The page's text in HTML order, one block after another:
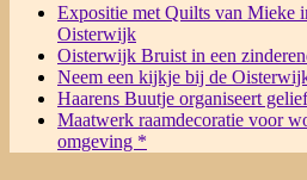
Expositie met Quilts van Mieke
Oisterwijk
Oisterwijk Bruist in een
Neem een kijkje bij de
Haarens Buutje organiseert
Maatwerk raamdecoratie voor
omgeving *